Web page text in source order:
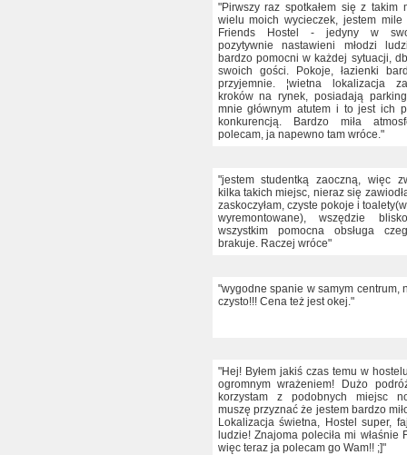
"Pirwszy raz spotkałem się z takim
wielu moich wycieczek, jestem mile
Friends Hostel - jedyny w
pozytywnie nastawieni młodzi
bardzo pomocni w każdej sytuacji,
swoich gości. Pokoje, łazienki
przyjemnie. ¦wietna lokalizacja
kroków na rynek, posiadają
mnie głównym atutem i to jest ich
konkurencją. Bardzo miła
polecam, ja napewno tam wróce."
"jestem studentką zaoczną, więc
kilka takich miejsc, nieraz się
zaskoczyłam, czyste pokoje i
wyremontowane), wszędzie
wszystkim pomocna obsługa
brakuje. Raczej wróce"
"wygodne spanie w samym centrum,
czysto!!! Cena też jest okej."
"Hej! Byłem jakiś czas temu w
ogromnym wrażeniem! Dużo
korzystam z podobnych miejsc
muszę przyznać że jestem bardzo
Lokalizacja świetna, Hostel super,
ludzie! Znajoma poleciła mi właśnie
więc teraz ja polecam go Wam!! ;]"